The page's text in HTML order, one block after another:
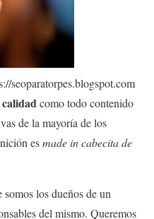
seoparatorpes.blogspot.com
como todo contenido
de la mayoría de los
esmade in cabecita de
los dueños de un
del mismo. Queremos